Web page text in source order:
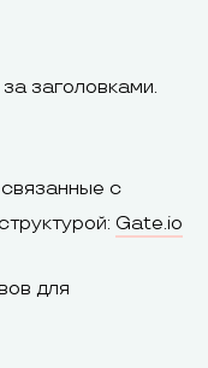
заголовками.
с
Gate.io
для